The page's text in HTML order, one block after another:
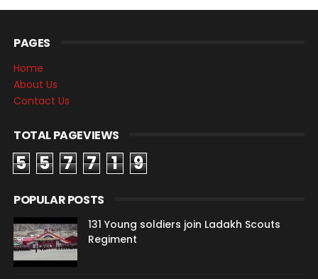
PAGES
Home
About Us
Contact Us
TOTAL PAGEVIEWS
5 5 7 7 1 9
POPULAR POSTS
131 Young soldiers join Ladakh Scouts
Regiment